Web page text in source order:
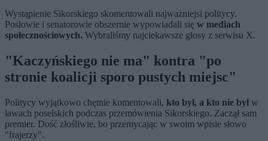
Wystąpienie Sikorskiego skomentowali najważniejsi politycy.
Posłowie i senatorowie obszernie wypowiadali się w mediach
społecznościowych. Wybraliśmy najciekawsze głosy z serwisu X.
"Kaczyńskiego nie ma" kontra "po
stronie koalicji sporo pustych miejsc"
Politycy wyjątkowo chętnie komentowali, kto był, a kto nie był w
ławach poselskich podczas przemówienia Sikorskiego. Zaczął sam
premier. Dość złośliwie, bo przemycając w swoim wpisie słowo
"frajerzy".